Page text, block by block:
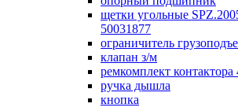
щетки угольные
50031877
ограничитель
клапан з/м
ремкомплект контактора
ручка дышла
кнопка